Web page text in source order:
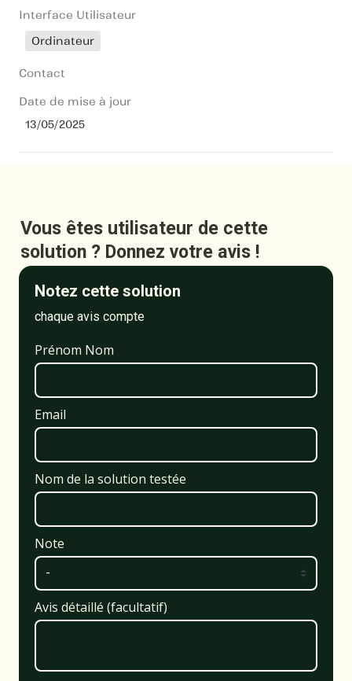
Interface Utilisateur
Ordinateur
Contact
Date de mise à jour
13/05/2025
Vous êtes utilisateur de cette
solution ? Donnez votre avis !
Notez cette solution
chaque avis compte
Prénom Nom
Email
Nom de la solution testée
Note
Avis détaillé (facultatif)